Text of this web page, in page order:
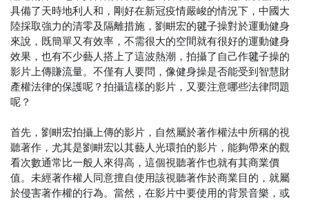
具備了天時地利人和，剛好在新冠疫情嚴峻的情況下，中國大
陸採取強力的清零及隔離措施，劉畊宏的毽子操對於運動健身
來說，既簡單又有效率，不需很大的空間就有很好的運動健身
效果，也有不少藝人搭上了這波熱潮，拍攝了自己作毽子操的
影片上傳賺流量。不僅有人要問，像健身操是否能受到智慧財
產權法律的保護呢？拍攝這樣的影片，又要注意哪些法律問題
呢？
首先，劉畊宏拍攝上傳的影片，自然屬於著作權法中所稱的視
聽著作，尤其是劉畊宏以其藝人光環拍的影片，能夠帶來的觀
看次數通常比一般人來得高，這個視聽著作也就有其商業價
值。未經著作權人同意擅自使用該視聽著作於商業目的，就屬
於侵害著作權的行為。當然，在影片中要使用的背景音樂，或